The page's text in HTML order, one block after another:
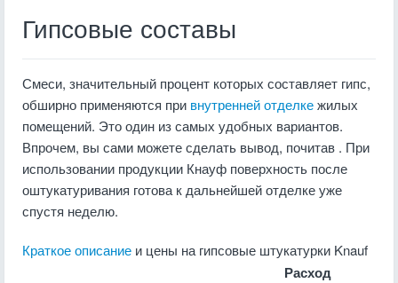
Гипсовые составы
Смеси, значительный процент которых составляет гипс,
обширно применяются при внутренней отделкежилых
помещений. Это один из самых удобных вариантов.
Впрочем, вы сами можете сделать вывод, почитав . При
использовании продукции Кнауф поверхность после
оштукатуривания готова к дальнейшей отделке уже
спустя неделю.
Краткое описание и цены на гипсовые штукатурки Knauf
Расход